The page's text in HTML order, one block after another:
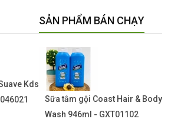
Kds
SẢN PHẨM BÁN CHẠY
Sữa tắm gội Coast Hair & Body
Wash 946ml - GXT01102